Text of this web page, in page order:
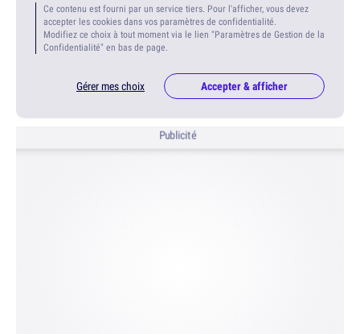
Ce contenu est fourni par un service tiers. Pour l'afficher, vous devez
accepter les cookies dans vos paramètres de confidentialité.
Modifiez ce choix à tout moment via le lien "Paramètres de Gestion de la
Confidentialité" en bas de page.
Gérer mes choix Accepter & afficher
Publicité